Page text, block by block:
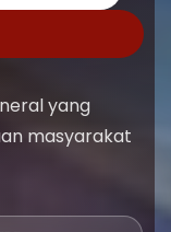
yang
masyarakat